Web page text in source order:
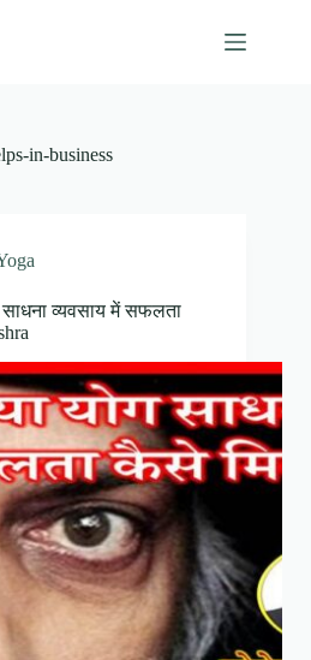
in-business
साधना व्यवसाय में सफलता